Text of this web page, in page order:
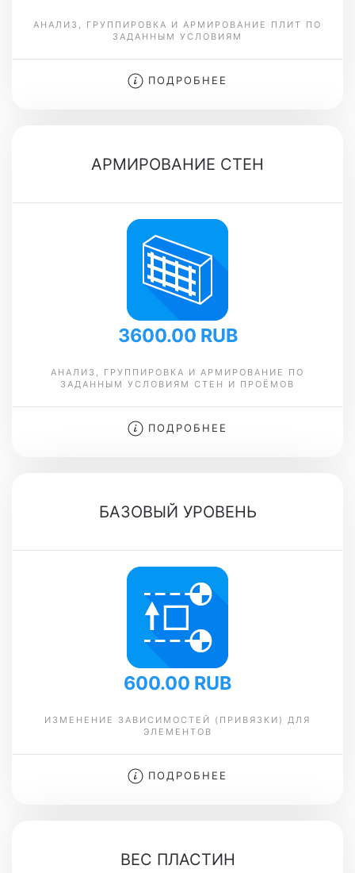
АНАЛИЗ, ГРУППИРОВКА И АРМИРОВАНИЕ ПЛИТ ПО
ЗАДАННЫМ УСЛОВИЯМ
ПОДРОБНЕЕ
АРМИРОВАНИЕ СТЕН
3600.00 RUB
АНАЛИЗ, ГРУППИРОВКА И АРМИРОВАНИЕ ПО
ЗАДАННЫМ УСЛОВИЯМ СТЕН И ПРОЁМОВ
ПОДРОБНЕЕ
БАЗОВЫЙ УРОВЕНЬ
600.00 RUB
ИЗМЕНЕНИЕ ЗАВИСИМОСТЕЙ (ПРИВЯЗКИ) ДЛЯ
ЭЛЕМЕНТОВ
ПОДРОБНЕЕ
ВЕС ПЛАСТИН